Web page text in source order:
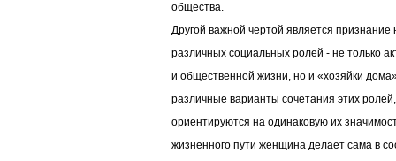
общества.
Другой важной чертой является
различных социальных ролей - не только
и общественной жизни, но и «хозяйки
различные варианты сочетания этих
ориентируются на одинаковую их
жизненного пути женщина делает сама в